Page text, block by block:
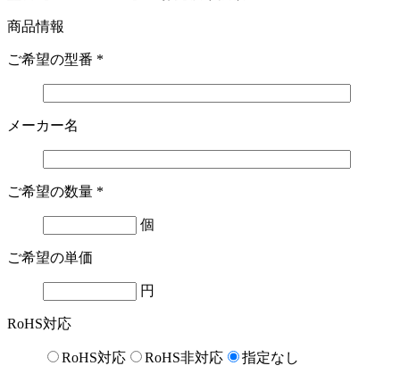
商品情報
ご希望の型番 *
メーカー名
ご希望の数量 *
個
ご希望の単価
円
RoHS対応
RoHS対応 RoHS非対応 指定なし